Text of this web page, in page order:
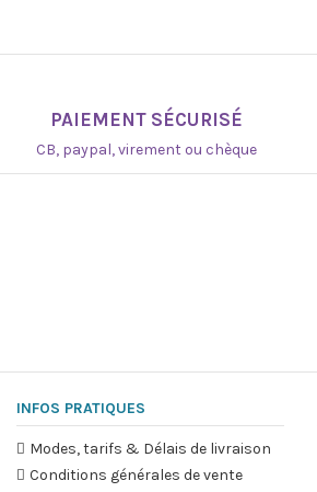
PAIEMENT SÉCURISÉ
CB, paypal, virement ou chèque
INFOS PRATIQUES
Modes, tarifs & Délais de livraison
Conditions générales de vente